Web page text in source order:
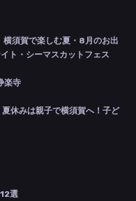
横須賀で楽しむ夏・8月のお出
ト・シーマスカットフェス
楽寺
休みは親子で横須賀へ！子ど
選